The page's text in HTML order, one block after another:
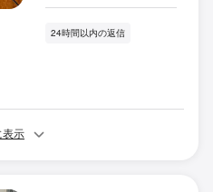
24時間以内の返信
表示